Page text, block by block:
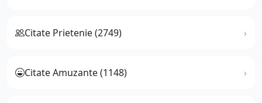
Citate Prietenie (2749)
Citate Amuzante (1148)